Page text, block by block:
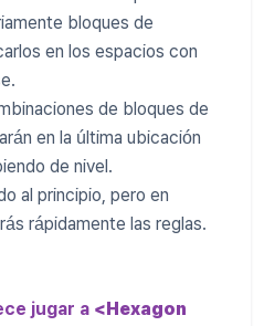
bloques de
en los espacios con
de bloques de
en la última ubicación
de nivel.
al principio, pero en
rápidamente las reglas.
jugar a <Hexagon